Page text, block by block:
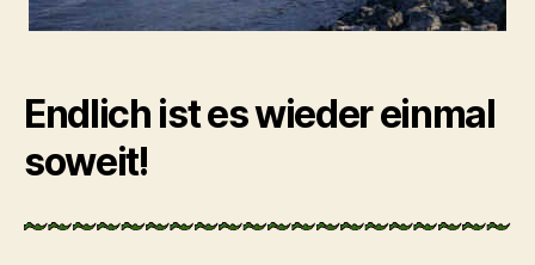
Endlich ist es wieder einmal
soweit!